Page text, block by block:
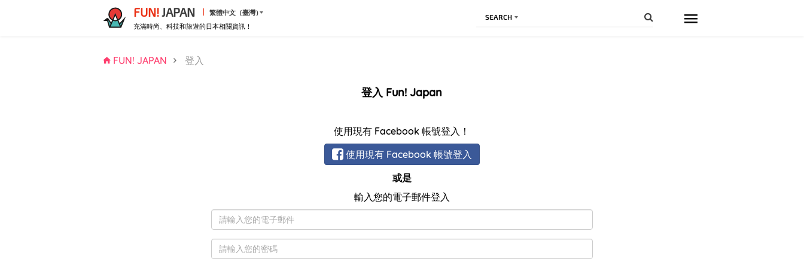
FUN! JAPAN 繁體中文（臺灣）
充滿時尚、科技和旅遊的日本相關資訊！
SEARCH
FUN! JAPAN 登入
登入 Fun! Japan
使用現有 Facebook 帳號登入！
使用現有 Facebook 帳號登入
或是
輸入您的電子郵件登入
子
郵
碼